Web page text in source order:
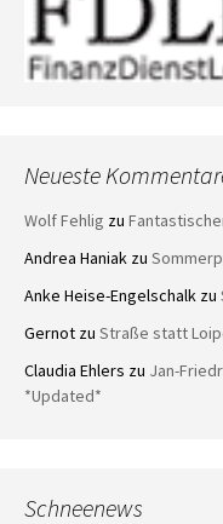
Neueste
Wolf Fehlig zu
Andrea Haniak zu
Anke Heise-Engelschalk zu
Gernot zu Straße statt
Claudia Ehlers zu Jan-
*Updated*
Schneenews